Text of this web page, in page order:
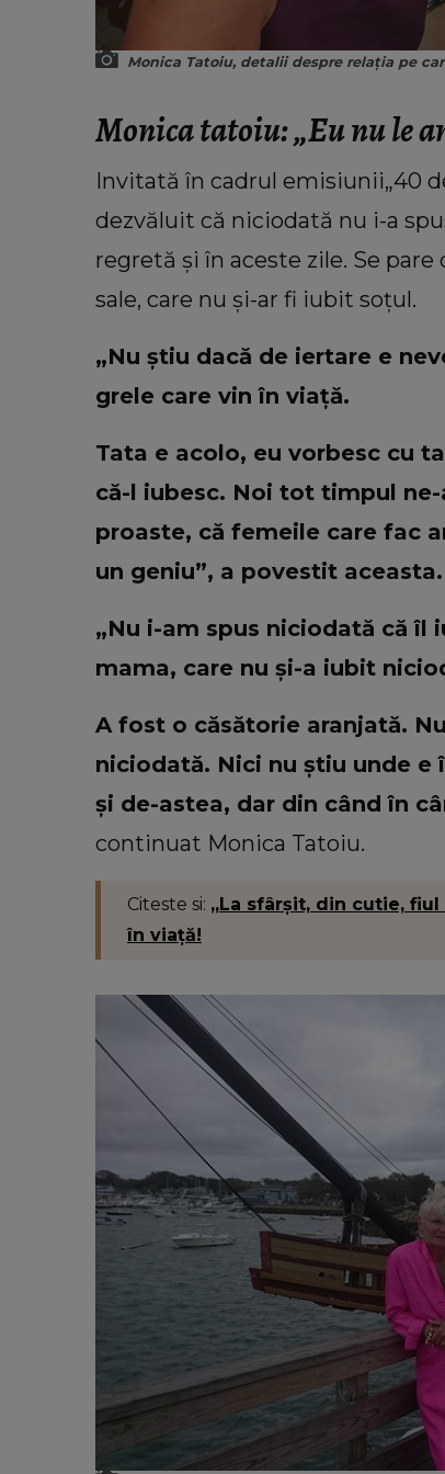
Monica Tatoiu, detalii despre relația pe
Monica tatoiu: „Eu nu le
Invitată în cadrul emisiunii„40
dezvăluit că niciodată nu i-a
regretă și în aceste zile. Se
sale, care nu și-ar fi iubit soțul.
„Nu știu dacă de iertare e
grele care vin în viață.
Tata e acolo, eu vorbesc cu
că-l iubesc. Noi tot timpul
proaste, că femeile care fac
un geniu”, a povestit aceasta.
„Nu i-am spus niciodată că îl
mama, care nu și-a iubit
A fost o căsătorie aranjată.
niciodată. Nici nu știu unde
și de-astea, dar din când în
continuat Monica Tatoiu.
Citeste si: „La sfârșit, din cutie,
în viață!